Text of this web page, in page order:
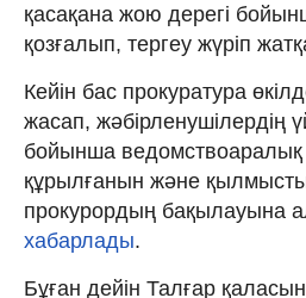
қасақана жою дерегі
қозғалып, тергеу жүріп
Кейін бас прокуратура
жасап, жәбірленушілердің
бойынша ведомствоаралық
құрылғанын және
прокурордың бақылауына
хабарлады.
Бұған дейін Талғар